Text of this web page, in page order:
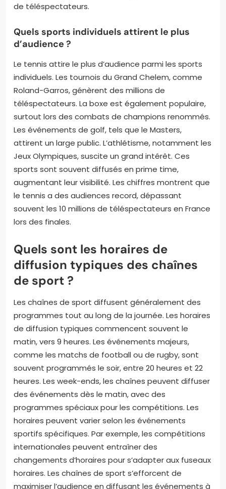
de téléspectateurs.
Quels sports individuels attirent le plus
d’audience ?
Le tennis attire le plus d’audience parmi les sports
individuels. Les tournois du Grand Chelem, comme
Roland-Garros, génèrent des millions de
téléspectateurs. La boxe est également populaire,
surtout lors des combats de champions renommés.
Les événements de golf, tels que le Masters,
attirent un large public. L’athlétisme, notamment les
Jeux Olympiques, suscite un grand intérêt. Ces
sports sont souvent diffusés en prime time,
augmentant leur visibilité. Les chiffres montrent que
le tennis a des audiences record, dépassant
souvent les 10 millions de téléspectateurs en France
lors des finales.
Quels sont les horaires de
diffusion typiques des chaînes
de sport ?
Les chaînes de sport diffusent généralement des
programmes tout au long de la journée. Les horaires
de diffusion typiques commencent souvent le
matin, vers 9 heures. Les événements majeurs,
comme les matchs de football ou de rugby, sont
souvent programmés le soir, entre 20 heures et 22
heures. Les week-ends, les chaînes peuvent diffuser
des événements dès le matin, avec des
programmes spéciaux pour les compétitions. Les
horaires peuvent varier selon les événements
sportifs spécifiques. Par exemple, les compétitions
internationales peuvent entraîner des
changements d’horaires pour s’adapter aux fuseaux
horaires. Les chaînes de sport s’efforcent de
maximiser l’audience en diffusant les événements à